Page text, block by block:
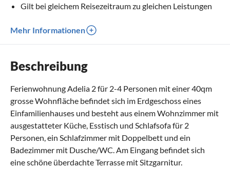
Gilt bei gleichem Reisezeitraum zu gleichen Leistungen
Mehr Informationen
Beschreibung
Ferienwohnung Adelia 2 für 2-4 Personen mit einer 40qm
grosse Wohnfläche befindet sich im Erdgeschoss eines
Einfamilienhauses und besteht aus einem Wohnzimmer mit
ausgestatteter Küche, Esstisch und Schlafsofa für 2
Personen, ein Schlafzimmer mit Doppelbett und ein
Badezimmer mit Dusche/WC. Am Eingang befindet sich
eine schöne überdachte Terrasse mit Sitzgarnitur.